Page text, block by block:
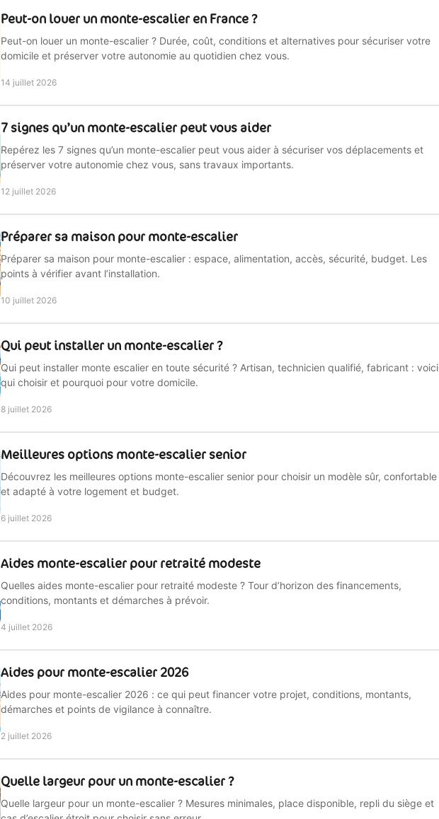
Peut-on louer un monte-escalier en France ?
Peut-on louer un monte-escalier ? Durée, coût, conditions et alternatives pour sécuriser votre
domicile et préserver votre autonomie au quotidien chez vous.
14 juillet 2026
7 signes qu’un monte-escalier peut vous aider
Repérez les 7 signes qu’un monte-escalier peut vous aider à sécuriser vos déplacements et
préserver votre autonomie chez vous, sans travaux importants.
12 juillet 2026
Préparer sa maison pour monte-escalier
Préparer sa maison pour monte-escalier : espace, alimentation, accès, sécurité, budget. Les
points à vérifier avant l’installation.
10 juillet 2026
Qui peut installer un monte-escalier ?
Qui peut installer monte escalier en toute sécurité ? Artisan, technicien qualifié, fabricant : voici
qui choisir et pourquoi pour votre domicile.
8 juillet 2026
Meilleures options monte-escalier senior
Découvrez les meilleures options monte-escalier senior pour choisir un modèle sûr, confortable
et adapté à votre logement et budget.
6 juillet 2026
Aides monte-escalier pour retraité modeste
Quelles aides monte-escalier pour retraité modeste ? Tour d’horizon des financements,
conditions, montants et démarches à prévoir.
4 juillet 2026
Aides pour monte-escalier 2026
Aides pour monte-escalier 2026 : ce qui peut financer votre projet, conditions, montants,
démarches et points de vigilance à connaître.
2 juillet 2026
Quelle largeur pour un monte-escalier ?
Quelle largeur pour un monte-escalier ? Mesures minimales, place disponible, repli du siège et